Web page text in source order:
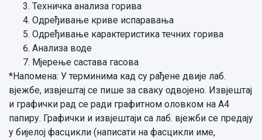
Техничка анализа горива
Одређивање криве испаравања
Одређивање карактеристика течних горива
Анализа воде
Мјерење састава гасова
*Напомена: У терминима кад су рађене двије лаб.
вјежбе, извјештај се пише за сваку одвојено. Извјештај
и графички рад се ради графитном оловком на А4
папиру. Графички и извјештаји са лаб. вјежби се предају
у бијелој фасцикли (написати на фасцикли име,